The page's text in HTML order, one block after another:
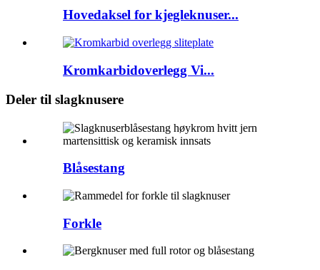
Hovedaksel for kjegleknuser...
Kromkarbidoverlegg Vi...
Deler til slagknusere
Blåsestang
Forkle